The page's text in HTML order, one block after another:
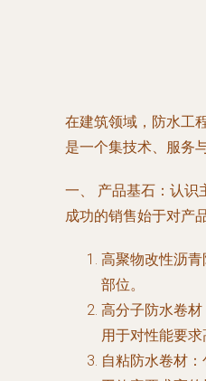
在建筑领域，防水工
是一个集技术、服务
一、 产品基石：认识
成功的销售始于对产
高聚物改性沥
部位。
高分子防水卷材
用于对性能要求
自粘防水卷材